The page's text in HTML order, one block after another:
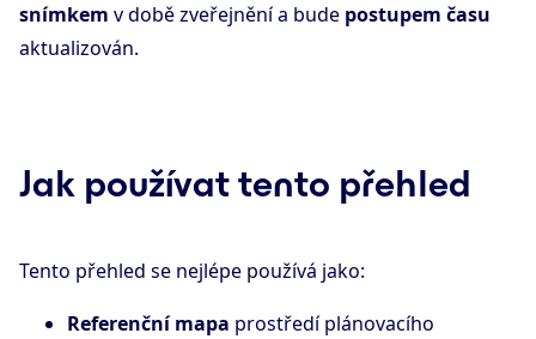
snímkem v době zveřejnění a bude postupem času
aktualizován.
Jak používat tento přehled
Tento přehled se nejlépe používá jako:
Referenční mapa prostředí plánovacího